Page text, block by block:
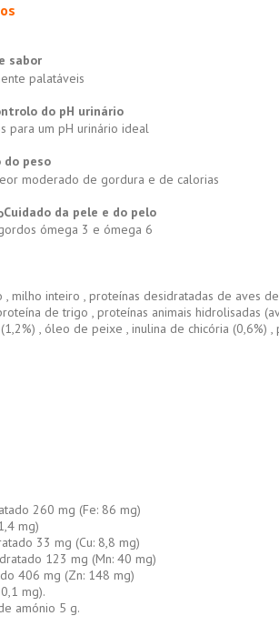
sabor
palatáveis
do pH urinário
para um pH urinário ideal
do peso
moderado de gordura e de calorias
Cuidado da pele e do pelo
ómega 3 e ómega 6
, milho inteiro , proteínas desidratadas de aves
de trigo , proteínas animais hidrolisadas
, óleo de peixe , inulina de chicória (0,6%)
260 mg (Fe: 86 mg)
mg)
33 mg (Cu: 8,8 mg)
123 mg (Mn: 40 mg)
406 mg (Zn: 148 mg)
mg).
amónio 5 g.